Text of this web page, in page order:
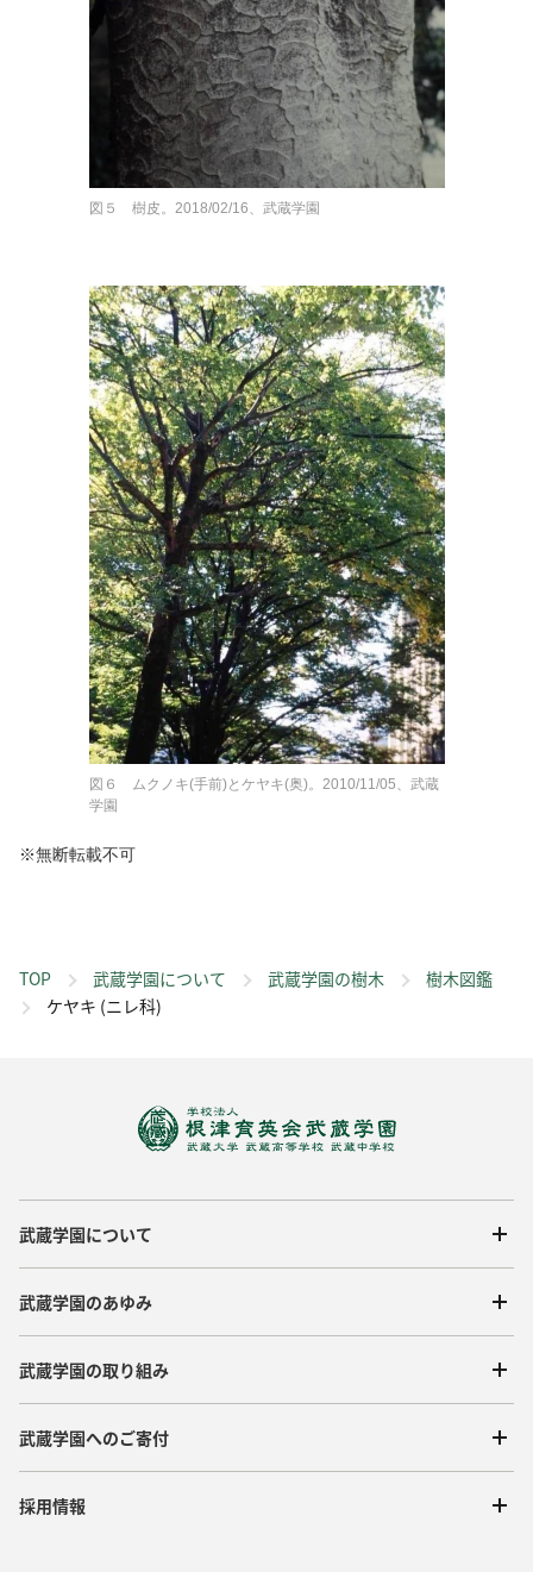
TOP 武蔵学園について 武蔵学園の樹木
樹木図鑑
ケヤキ (ニレ科)
図５ 樹皮。2018/02/16、武蔵学園
図６ ムクノキ(手前)とケヤキ(奥)。2010/11/05、武蔵
学園
※無断転載不可
武蔵学園について
武蔵学園のあゆみ
武蔵学園の取り組み
武蔵学園へのご寄付
採用情報